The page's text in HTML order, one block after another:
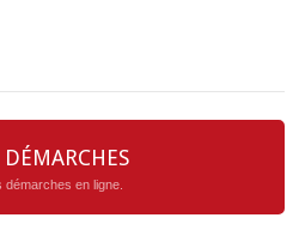
DÉMARCHES
démarches en ligne.